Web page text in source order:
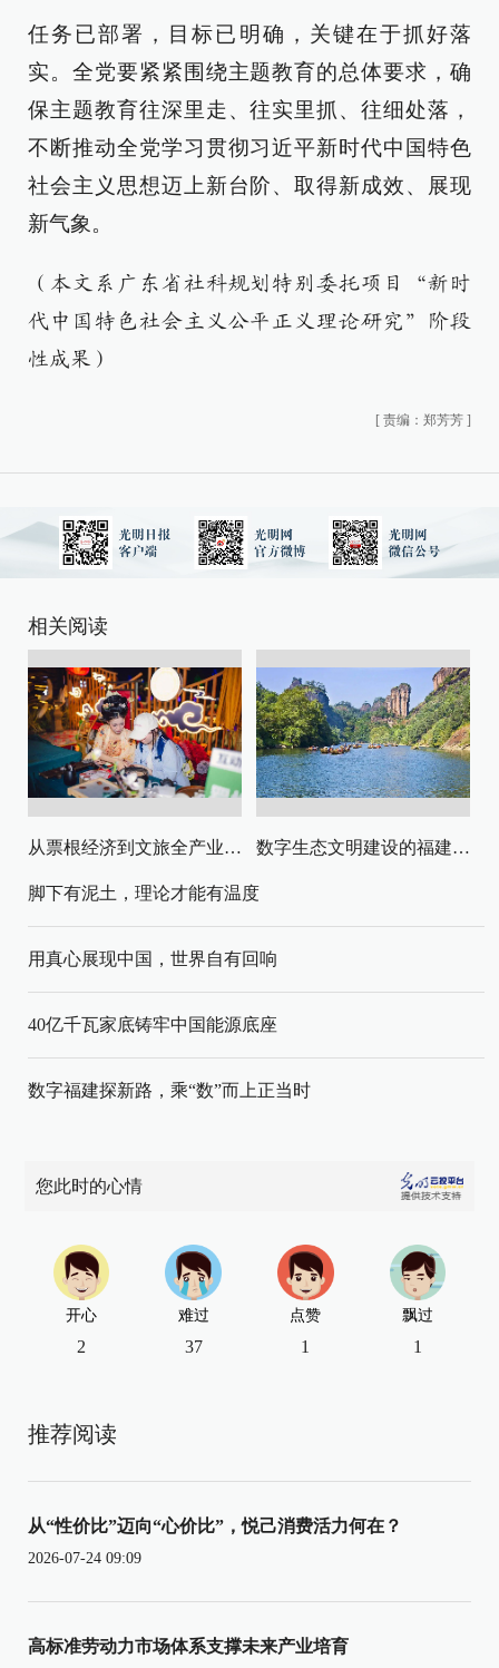
任务已部署，目标已明确，关键在于抓好落
实。全党要紧紧围绕主题教育的总体要求，确
保主题教育往深里走、往实里抓、往细处落，
不断推动全党学习贯彻习近平新时代中国特色
社会主义思想迈上新台阶、取得新成效、展现
新气象。
（本文系广东省社科规划特别委托项目“新时
代中国特色社会主义公平正义理论研究”阶段
性成果）
[ 责编：郑芳芳 ]
相关阅读
从票根经济到文旅全产业链升级 数字生态文明建设的福建路径与启示
脚下有泥土，理论才能有温度
用真心展现中国，世界自有回响
40亿千瓦家底铸牢中国能源底座
数字福建探新路，乘“数”而上正当时
您此时的心情
开心
2
难过
37
点赞
1
飘过
1
推荐阅读
从“性价比”迈向“心价比”，悦己消费活力何在？
2026-07-24 09:09
高标准劳动力市场体系支撑未来产业培育